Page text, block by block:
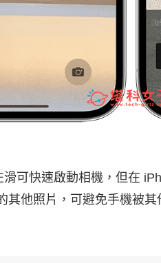
可快速啟動相機，但在
其他照片，可避免手機被